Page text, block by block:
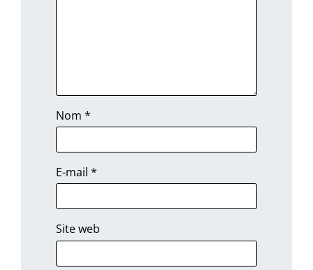
Nom*
E-mail*
Site web